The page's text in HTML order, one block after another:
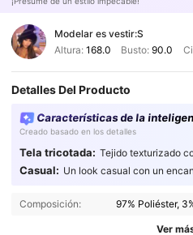
Modelar es vestir:S
Altura: 168.0 Busto:90.0
Detalles Del Producto
Características de la
Creado basado en los detalles
Tela tricotada: Tejido texturizado
Casual: Un look casual con un
Composición: 97% Poliéster,
Ver